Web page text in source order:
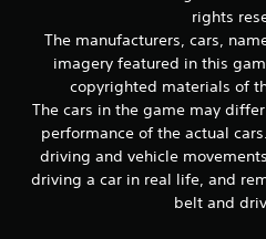
rights
The manufacturers, cars,
imagery featured in this
copyrighted materials of
The cars in the game may
performance of the actual
driving and vehicle
driving a car in real life, and
belt and